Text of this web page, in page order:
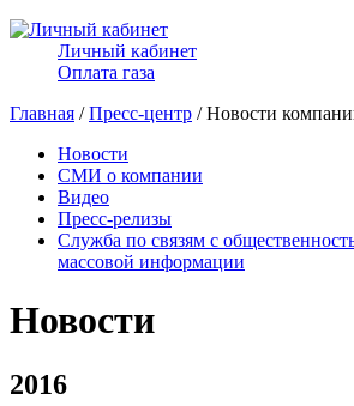
Личный кабинет
Оплата газа
Главная /Пресс-центр / Новости
Новости
СМИ о компании
Видео
Пресс-релизы
Служба по связям с
массовой информации
Новости
2016